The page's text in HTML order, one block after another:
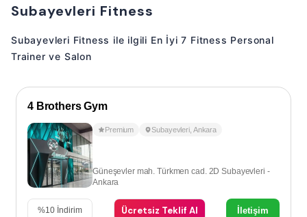
Subayevleri Fitness
Subayevleri Fitness ile ilgili En İyi 7 Fitness Personal
Trainer ve Salon
4 Brothers Gym
Premium Subayevleri Ankara
Güneşevler mah. Türkmen cad. 2D Subayevleri -
Ankara
%10 İndirim Ücretsiz Teklif Al İletişim